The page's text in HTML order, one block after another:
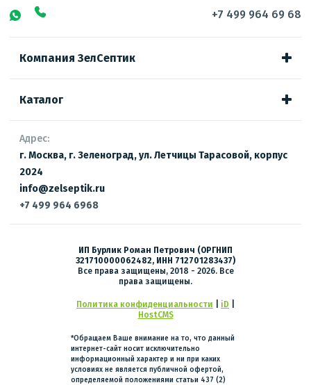
+7 499 964 69 68
Компания ЗелСептик
Каталог
Адрес:
г. Москва, г. Зеленоград, ул. Летчицы Тарасовой, корпус
2024
info@zelseptik.ru
+7 499 964 6968
ИП Бурлик Роман Петрович (ОРГНИП
321710000062482, ИНН 712701283437)
Все права защищены, 2018 - 2026. Все
права защищены.
Политика конфиденциальности iD
HostCMS
*Обращаем Ваше внимание на то, что данный
интернет-сайт носит исключительно
информационный характер и ни при каких
условиях не является публичной офертой,
определяемой положениями статьи 437 (2)